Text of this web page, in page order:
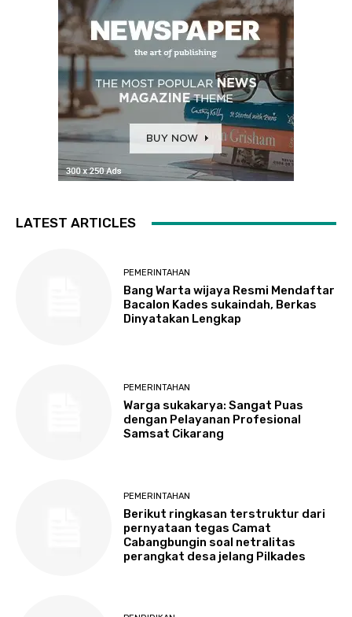
LATEST ARTICLES
PEMERINTAHAN
Bang Warta wijaya Resmi Mendaftar
Bacalon Kades sukaindah, Berkas
Dinyatakan Lengkap
PEMERINTAHAN
Warga sukakarya: Sangat Puas
dengan Pelayanan Profesional
Samsat Cikarang
PEMERINTAHAN
Berikut ringkasan terstruktur dari
pernyataan tegas Camat
Cabangbungin soal netralitas
perangkat desa jelang Pilkades